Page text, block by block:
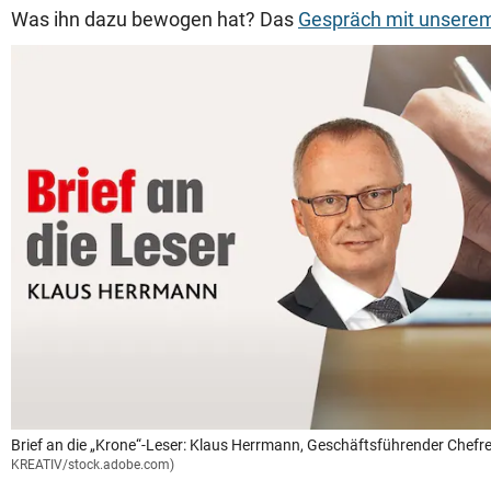
Was ihn dazu bewogen hat? Das Gespräch mit
Brief an die „Krone“-Leser: Klaus Herrmann, Geschäftsführender
KREATIV/stock.adobe.com)